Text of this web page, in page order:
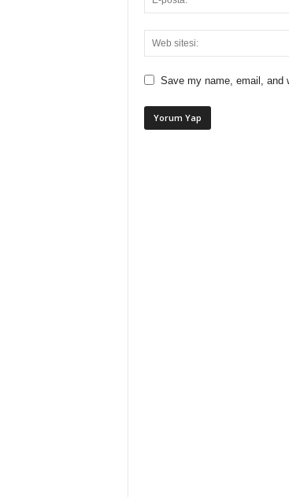
Save my name, email, and